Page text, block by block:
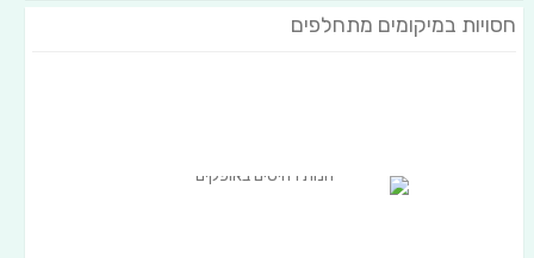
חסויות במיקומים מתחלפים